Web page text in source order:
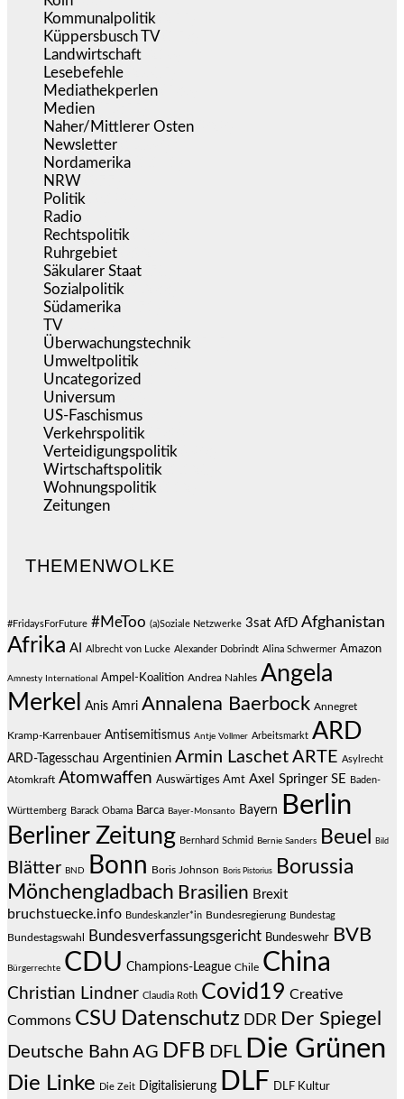
Kommunalpolitik
Küppersbusch TV
Landwirtschaft
Lesebefehle
Mediathekperlen
Medien
Naher/Mittlerer Osten
Newsletter
Nordamerika
NRW
Politik
Radio
Rechtspolitik
Ruhrgebiet
Säkularer Staat
Sozialpolitik
Südamerika
TV
Überwachungstechnik
Umweltpolitik
Uncategorized
Universum
US-Faschismus
Verkehrspolitik
Verteidigungspolitik
Wirtschaftspolitik
Wohnungspolitik
Zeitungen
THEMENWOLKE
#FridaysForFuture #MeToo (a)Soziale Netzwerke 3sat AfD Afghanistan
Afrika AI Albrecht von Lucke Alexander Dobrindt Alina Schwermer Amazon
Amnesty International Ampel-Koalition Andrea Nahles Angela
Merkel
Anis Amri Annalena Baerbock Annegret
Kramp-Karrenbauer Antisemitismus Antje Vollmer Arbeitsmarkt ARD
ARD-Tagesschau Argentinien Armin Laschet ARTE Asylrecht
Atomkraft Atomwaffen Auswärtiges Amt Axel Springer SE Baden-
Württemberg Barack Obama Barca Bayer-Monsanto Bayern Berlin
Berliner Zeitung Bernhard Schmid Bernie Sanders Beuel Bild
Blätter BND Bonn Boris Johnson Boris Pistorius
Borussia
Mönchengladbach Brasilien Brexit
bruchstuecke.info Bundeskanzler*in Bundesregierung Bundestag
Bundestagswahl Bundesverfassungsgericht Bundeswehr BVB
Bürgerrechte CDU Champions-League Chile China
Christian Lindner Claudia Roth Covid19 Creative
Commons CSU Datenschutz DDR Der Spiegel
Deutsche Bahn AG DFB DFL Die Grünen
Die Linke Die Zeit Digitalisierung DLF DLF Kultur